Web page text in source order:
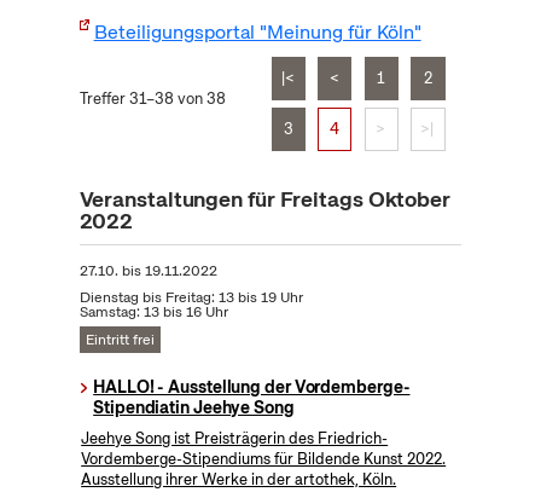
Beteiligungsportal "Meinung für Köln"
Treffer 31–38 von 38
|< < 1 2
3 4 > >|
Veranstaltungen für Freitags Oktober
2022
27.10. bis19.11.2022
Dienstag bis Freitag: 13 bis 19 Uhr
Samstag: 13 bis 16 Uhr
Eintritt frei
HALLO! - Ausstellung der Vordemberge-
Stipendiatin Jeehye Song
Jeehye Song ist Preisträgerin des Friedrich-
Vordemberge-Stipendiums für Bildende Kunst 2022.
Ausstellung ihrer Werke in der artothek, Köln.